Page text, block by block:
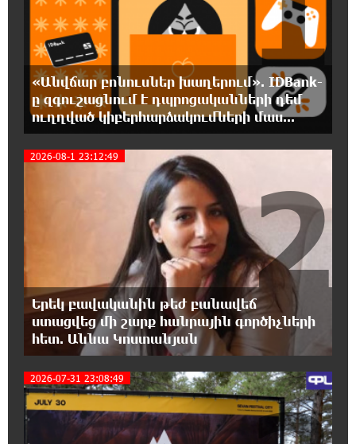
Ազդարարվել է Հյուսիս-Հարավ
ավտոմայրուղու շինարարության մեկնարկը. «Փաստ»
11:03:37 6-08-2026
Եվրոպական երազանք աղքատության
հետհամով. առևտրային ճգնաժամը մտել է
վտանգավոր փուլ. «Փաստ»
10:43:08 6-08-2026
Հարցնում են իրար.«ամուսինդ ո՞նց է, քեռիդ
ո՞նց է». Մարուքյանը հիասթափված է
նորընտիր խորհրդարանից
10:35:54 6-08-2026
Ոչխարները արևային էլեկտրակայանի մոտ,
և դա փոխում է պատկերացումները
էներգիայի արտադրության մասին
Ինչո՞ւ է Հայաստանի
գյուղատնտեսությունը կորցնում իր
դիմադրողականությունը. «Փաստ»
«Անվճար բոնուսներ խաղերում». IDBank-
ը զգուշացնում է դպրոցականների դեմ
ուղղված կիբերհարձակումների մաս...
2026-08-1 23:12:49
Երեկ բավականին թեժ բանավեճ
ստացվեց մի շարք հանրային գործիչների
հետ. Աննա Կոստանյան
2
2026-07-31 23:08:49